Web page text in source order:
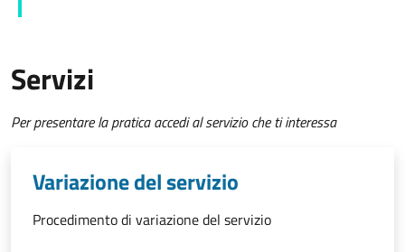
Servizi
Per presentare la pratica accedi al servizio che ti interessa
Variazione del servizio
Procedimento di variazione del servizio